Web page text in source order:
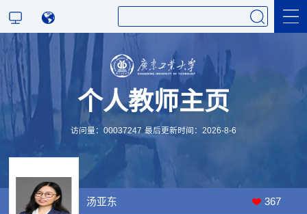
科学研究
教学研究
个人教师主页
访问量： 00037247 最后更新时间： 2026-8-6
汤亚东 367